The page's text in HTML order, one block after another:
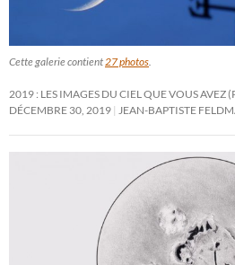
Cette galerie contient27 photos.
2019 : LES IMAGES DU CIEL QUE VOUS AVEZ
DÉCEMBRE 30, 2019 JEAN-BAPTISTE